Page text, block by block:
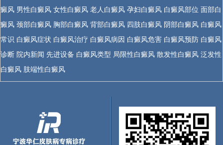
癜风 男性白癜风 女性白癜风 老人白癜风 孕妇白癜风 白癜风部位 面部白
癜风 颈部白癜风 胸部白癜风 背部白癜风 四肢白癜风 阴部白癜风 白癜风
常识 白癜风症状 白癜风治疗 白癜风病因 白癜风危害 白癜风预防 白癜风
诊断 院内新闻 先进设备 白癜风类型 局限性白癜风 散发性白癜风 泛发性
白癜风 肢端性白癜风